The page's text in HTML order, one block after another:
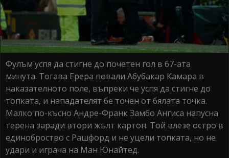
Фулъм успя да стигне до почетен гол в 67-ата
минута. Тогава Ерера повали Абубакар Камара в
наказателното поле, въпреки че успя да стигне до
топката, и нападателят бе точен от бялата точка.
Малко по-късно Андре-Франк Замбо Ангиса напусна
терена заради втори жълт картон. Той влезе остро в
единоброство с Рашфорд и не уцели топката, но не
удари и играча на Ман Юнайтед.